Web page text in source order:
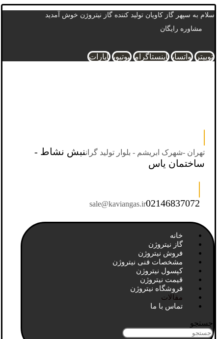
سلام به سپهر گاز کاویان تولید کننده گاز نیتروژن خوش آمدید
مشاوره رایگان
توییتر واتساپ اینستاگرام یوتیوب آپارات
تهران -شهرک ابریشم - بلوار تولید گراننبش نشاط -
ساختمان یاس
sale@kaviangas.ir02146837072
خانه
گاز نیتروژن
فروش نیتروژن
مشخصات فنی نیتروژن
کپسول نیتروژن
قیمت نیتروژن
فروشگاه نیتروژن
مقالات
تماس با ما
جستجو